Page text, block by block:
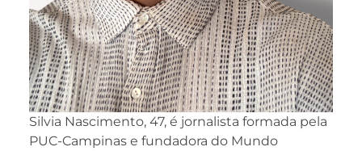
Silvia Nascimento, 47, é jornalista formada pela
PUC-Campinas e fundadora do Mundo